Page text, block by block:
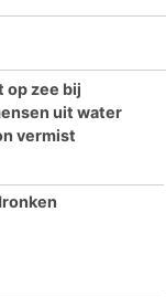
op zee bij
uit water
vermist